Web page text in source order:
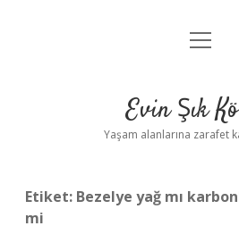
Anasayfa
Yasal Uyarı
menüyü
Evin Şık
Yaşam alanlarına zarafet
Etiket: Bezelye yağ mı
mi